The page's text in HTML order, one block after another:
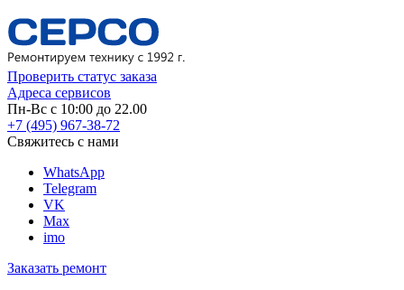
Проверить статус заказа
Адреса сервисов
Пн-Вс с 10:00 до 22.00
+7 (495) 967-38-72
Свяжитесь с нами
WhatsApp
Telegram
VK
Max
imo
Заказать ремонт